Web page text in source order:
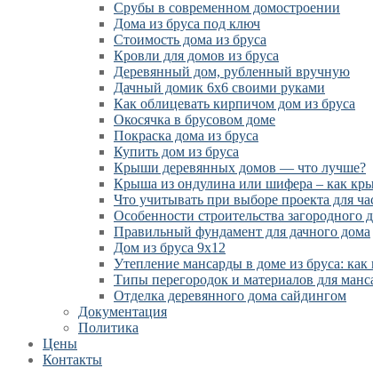
Срубы в современном домостроении
Дома из бруса под ключ
Стоимость дома из бруса
Кровли для домов из бруса
Деревянный дом, рубленный вручную
Дачный домик 6х6 своими руками
Как облицевать кирпичом дом из бруса
Окосячка в брусовом доме
Покраска дома из бруса
Купить дом из бруса
Крыши деревянных домов — что лучше?
Крыша из ондулина или шифера – как
Что учитывать при выборе проекта для
Особенности строительства загородного
Правильный фундамент для дачного дома
Дом из бруса 9х12
Утепление мансарды в доме из бруса:
Типы перегородок и материалов для
Отделка деревянного дома сайдингом
Документация
Политика
Цены
Контакты